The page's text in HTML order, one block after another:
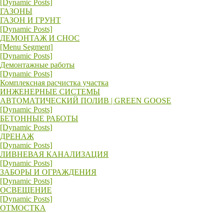
[Dynamic Posts]
ГАЗОНЫ
ГАЗОН И ГРУНТ
[Dynamic Posts]
ДЕМОНТАЖ И СНОС
[Menu Segment]
[Dynamic Posts]
Демонтажные работы
[Dynamic Posts]
Комплексная расчистка участка
ИНЖЕНЕРНЫЕ СИСТЕМЫ
АВТОМАТИЧЕСКИЙ ПОЛИВ | GREEN GOOSE
[Dynamic Posts]
БЕТОННЫЕ РАБОТЫ
[Dynamic Posts]
ДРЕНАЖ
[Dynamic Posts]
ЛИВНЕВАЯ КАНАЛИЗАЦИЯ
[Dynamic Posts]
ЗАБОРЫ И ОГРАЖДЕНИЯ
[Dynamic Posts]
ОСВЕЩЕНИЕ
[Dynamic Posts]
ОТМОСТКА